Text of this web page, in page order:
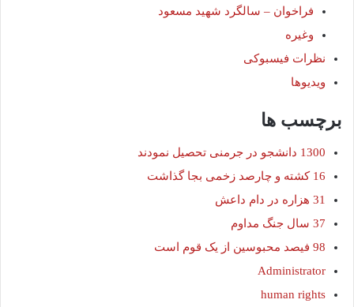
فراخوان – سالگرد شهید مسعود
وغیره
نظرات فیسبوکی
ویدیوها
برچسب ها
1300 دانشجو در جرمنی تحصیل نمودند
16 کشته و چارصد زخمی بجا گذاشت
31 هزاره در دام داعش
37 سال جنگ مداوم
98 فیصد محبوسین از یک قوم است
Administrator
human rights